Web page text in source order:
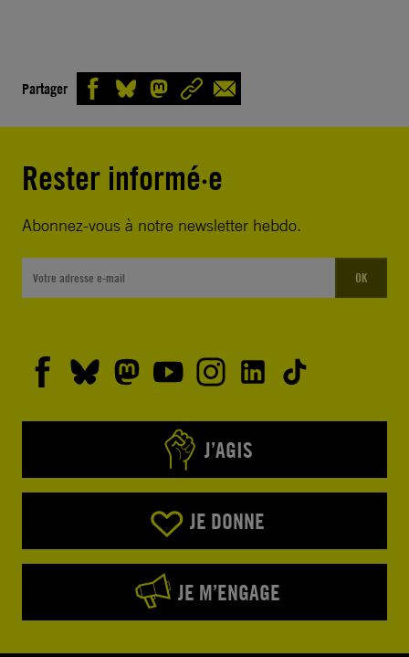
Partager
Rester informé·e
Abonnez-vous à notre newsletter hebdo.
OK
J’AGIS
JE DONNE
JE M’ENGAGE